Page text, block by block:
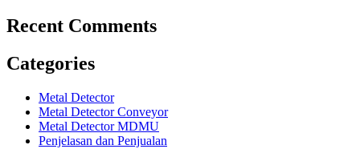
Recent Comments
Categories
Metal Detector
Metal Detector Conveyor
Metal Detector MDMU
Penjelasan dan Penjualan